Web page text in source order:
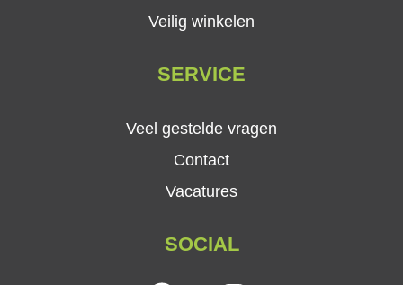
Veilig winkelen
SERVICE
Veel gestelde vragen
Contact
Vacatures
SOCIAL